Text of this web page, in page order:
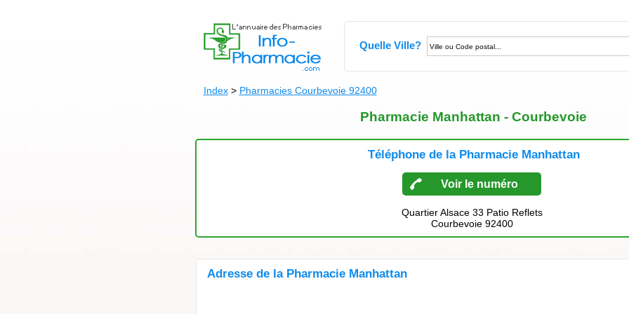
Quelle Ville?
Index> Pharmacies Courbevoie 92400
Pharmacie Manhattan - Courbevoie
Téléphone de la Pharmacie Manhattan
Voir le numéro
Quartier Alsace 33 Patio Reflets
Courbevoie 92400
Adresse de la Pharmacie Manhattan